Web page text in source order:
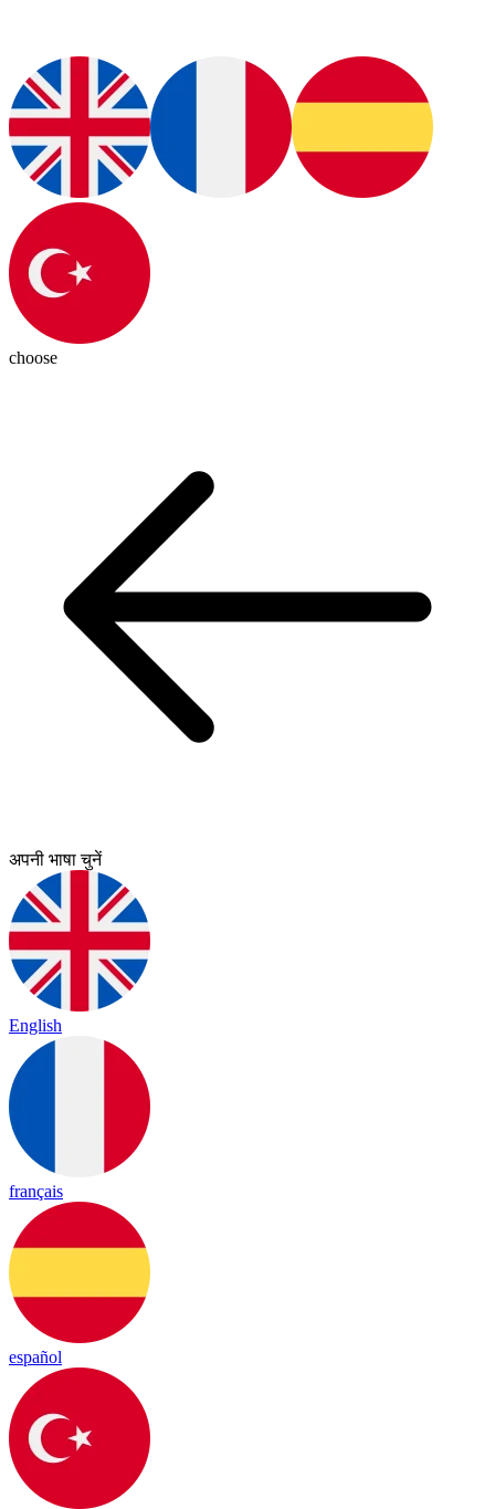
choose
अपनी भाषा चुनें
English
français
español